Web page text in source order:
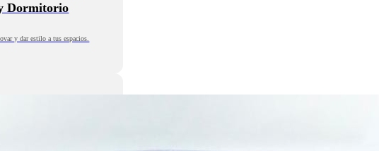
Dormitorio
y dar estilo a tus espacios.